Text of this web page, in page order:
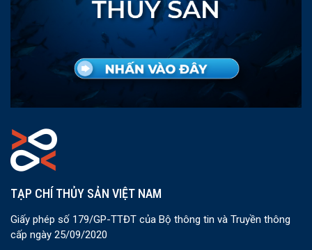
TẠP CHÍ THỦY SẢN VIỆT NAM
Giấy phép số 179/GP-TTĐT của Bộ thông tin và Truyền thông
cấp ngày 25/09/2020